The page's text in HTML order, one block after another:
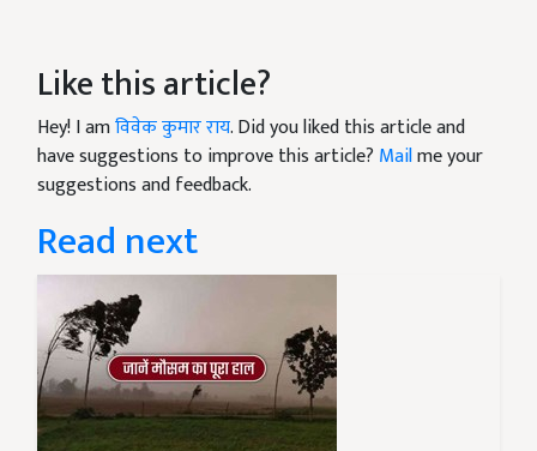
Like this article?
Hey! I amविवेक कुमार राय. Did you liked this article and
have suggestions to improve this article? Mailme your
suggestions and feedback.
Read next